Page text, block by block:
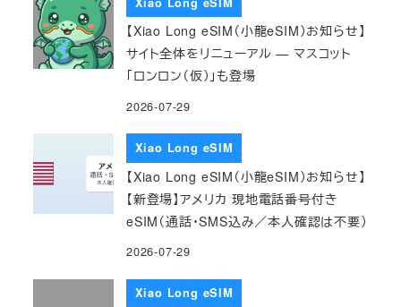
【Xiao Long eSIM（小龍eSIM）お知らせ】
サイト全体をリニューアル — マスコット
「ロンロン（仮）」も登場
2026-07-29
Xiao Long eSIM
【Xiao Long eSIM（小龍eSIM）お知らせ】
【新登場】アメリカ 現地電話番号付き
eSIM（通話・SMS込み／本人確認は不要）
2026-07-29
Xiao Long eSIM